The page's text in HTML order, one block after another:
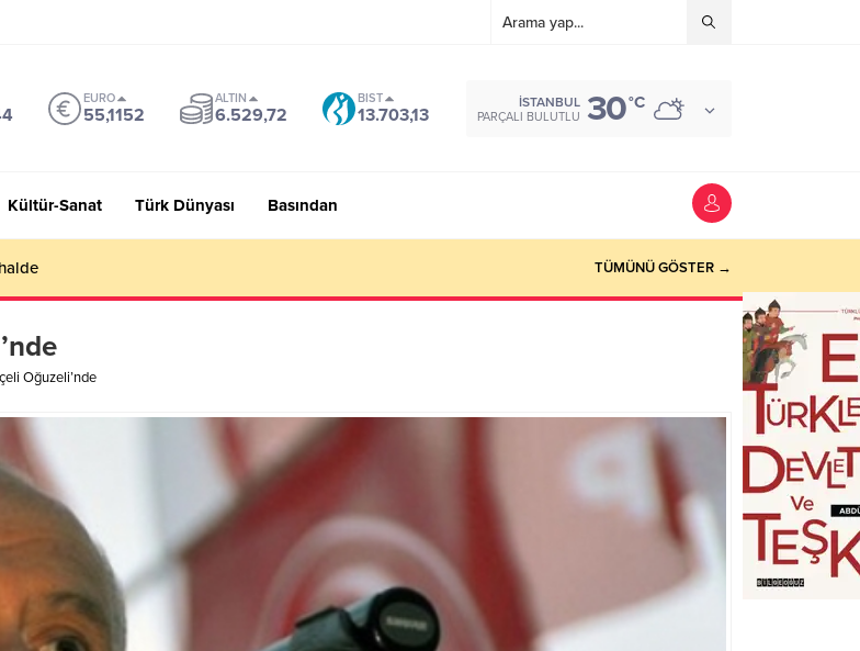
EURO
55,1152
ALTIN
6.529,72
BIST
13.703,13
İSTANBUL
PARÇALI BULUTLU 30°C
Kültür-Sanat Türk Dünyası Basından
TÜMÜNÜ GÖSTER →
Oğuzeli’nde